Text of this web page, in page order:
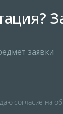
согласие на